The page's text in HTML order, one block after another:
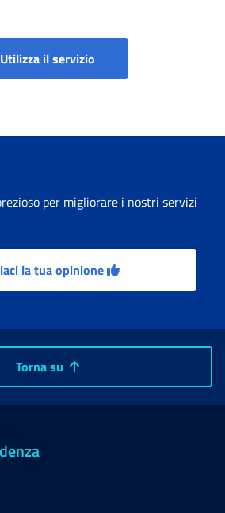
Utilizza il servizio
per migliorare i nostri servizi
la tua opinione
Torna su